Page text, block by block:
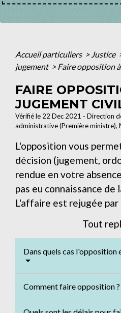
Accueil particuliers > Justice
jugement > Faire opposition
FAIRE
JUGEMENT
Vérifié le 22 Dec 2021 - Direction
administrative (Première ministre),
L'opposition vous
décision (jugement,
rendue en votre
pas eu connaissance
L'affaire est rejugée
Tout
Dans quels cas l'opposition
Comment faire opposition ?